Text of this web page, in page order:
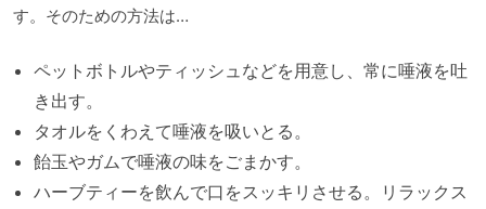
す。そのための方法は…
ペットボトルやティッシュなどを用意し、常に唾液を吐
き出す。
タオルをくわえて唾液を吸いとる。
飴玉やガムで唾液の味をごまかす。
ハーブティーを飲んで口をスッキリさせる。リラックス